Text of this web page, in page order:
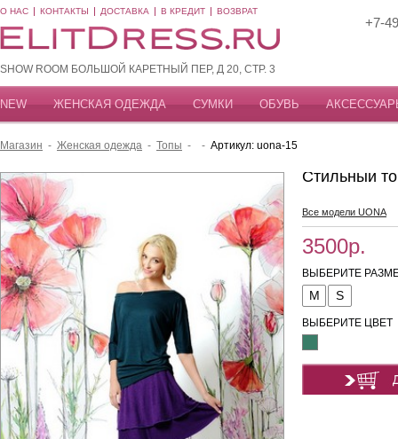
О НАС КОНТАКТЫ ДОСТАВКА В КРЕДИТ ВОЗВРАТ
SHOW ROOM БОЛЬШОЙ КАРЕТНЫЙ ПЕР, Д 20, СТР. 3
+7-
NEW ЖЕНСКАЯ ОДЕЖДА СУМКИ ОБУВЬ
Магазин - Женская одежда - Топы - - Артикул: uona-15
Стильный
Все модели UONA
3500р.
ВЫБЕРИТЕ
M S
ВЫБЕРИТЕ ЦВЕТ